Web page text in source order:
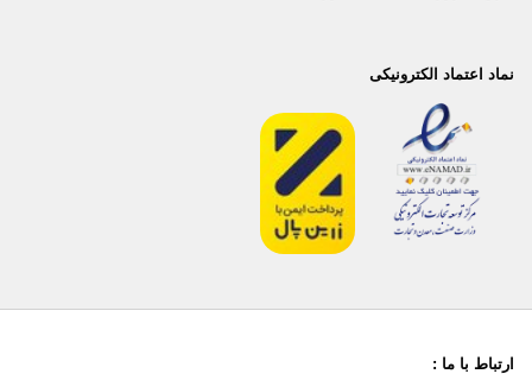
نماد اعتماد الکترونیکی
ارتباط با ما :